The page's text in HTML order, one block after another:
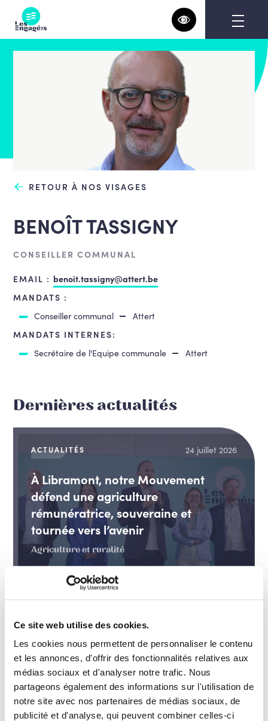
Ce site web utilise des cookies.
Les cookies nous permettent de personnaliser le contenu
et les annonces, d'offrir des fonctionnalités relatives aux
médias sociaux et d'analyser notre trafic. Nous
partageons également des informations sur l'utilisation de
notre site avec nos partenaires de médias sociaux, de
publicité et d'analyse, qui peuvent combiner celles-ci
content
RETOUR À NOS VISAGES
BENOÎT TASSIGNY
CONSEILLER COMMUNAL
EMAIL : benoit.tassigny@attert.be
MANDATS :
Conseiller communal
Attert
MANDATS INTERNES:
Secrétaire de l'Equipe communale
Attert
Dernières actualités
ACTUALITÉS 24 juillet 2026
À Libramont, notre Mouvement
défend une agriculture
rémunératrice, souveraine et
tournée vers l’avenir
Agriculture et ruralité
ACTUALITÉS
40 % de femmes minimum dans les
hautes fonctions fédérales dès 2027
Efficacité des organisations et des politiques
publiques, fonction publique